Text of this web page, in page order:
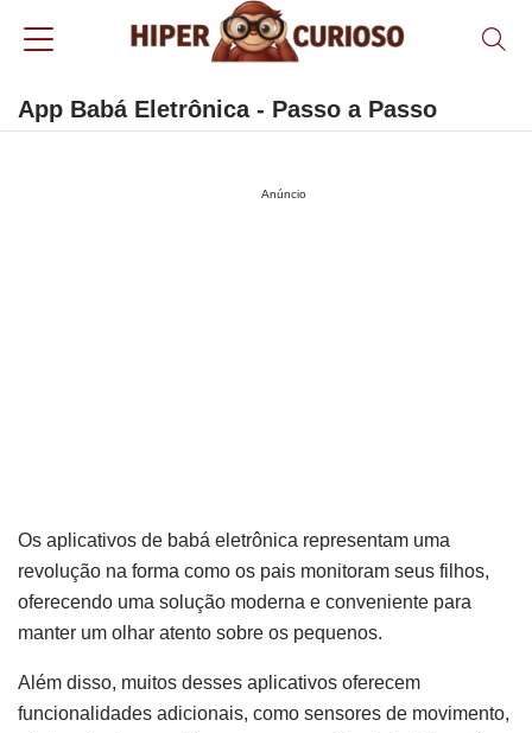
App Babá Eletrônica - Passo a Passo
Anúncio
Os aplicativos de babá eletrônica representam uma
revolução na forma como os pais monitoram seus filhos,
oferecendo uma solução moderna e conveniente para
manter um olhar atento sobre os pequenos.
Além disso, muitos desses aplicativos oferecem
funcionalidades adicionais, como sensores de movimento,